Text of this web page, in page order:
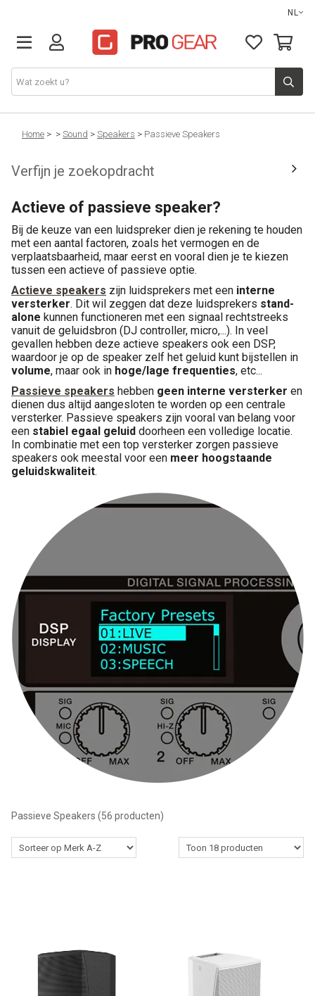
NL
DJ gear
Lights & effects
Sound
Opbergmateriaal
Kabels
Montage
B-stock
Black Box
Projects
New arrivals
B-stock
Pro Gear Lease
Contact
Home > > Sound > Speakers > Passieve Speakers
Verfijn je zoekopdracht
Actieve of passieve speaker?
Bij de keuze van een luidspreker dien je rekening te houden
met een aantal factoren, zoals het vermogen en de
verplaatsbaarheid, maar eerst en vooral dien je te kiezen
tussen een actieve of passieve optie.
Actieve speakers zijn luidsprekers met een interne
versterker. Dit wil zeggen dat deze luidsprekers stand-
alone kunnen functioneren met een signaal rechtstreeks
vanuit de geluidsbron (DJ controller, micro,...). In veel
gevallen hebben deze actieve speakers ook een DSP,
waardoor je op de speaker zelf het geluid kunt bijstellen in
volume, maar ook in hoge/lage frequenties, etc...
Passieve speakers hebben geen interne versterker en
dienen dus altijd aangesloten te worden op een centrale
versterker. Passieve speakers zijn vooral van belang voor
een stabiel egaal geluid doorheen een volledige locatie.
In combinatie met een top versterker zorgen passieve
speakers ook meestal voor een meer hoogstaande
geluidskwaliteit.
Passieve Speakers (56 producten)